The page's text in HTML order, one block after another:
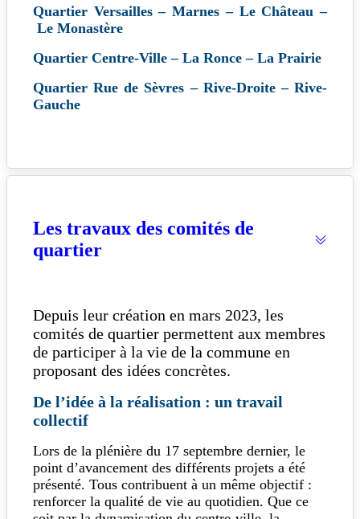
Quartier Versailles – Marnes – Le Château –
Le Monastère
Quartier Centre-Ville – La Ronce – La Prairie
Quartier Rue de Sèvres – Rive-Droite – Rive-
Gauche
Les travaux des comités de
quartier
Depuis leur création en mars 2023, les
comités de quartier permettent aux membres
de participer à la vie de la commune en
proposant des idées concrètes.
De l’idée à la réalisation : un travail
collectif
Lors de la plénière du 17 septembre dernier, le
point d’avancement des différents projets a été
présenté. Tous contribuent à un même objectif :
renforcer la qualité de vie au quotidien. Que ce